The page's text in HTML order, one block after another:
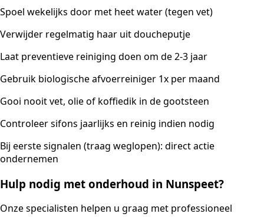
Spoel wekelijks door met heet water (tegen vet)
Verwijder regelmatig haar uit doucheputje
Laat preventieve reiniging doen om de 2-3 jaar
Gebruik biologische afvoerreiniger 1x per maand
Gooi nooit vet, olie of koffiedik in de gootsteen
Controleer sifons jaarlijks en reinig indien nodig
Bij eerste signalen (traag weglopen): direct actie
ondernemen
Hulp nodig met onderhoud in Nunspeet?
Onze specialisten helpen u graag met professioneel